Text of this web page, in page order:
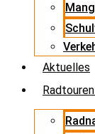
Aktuelles